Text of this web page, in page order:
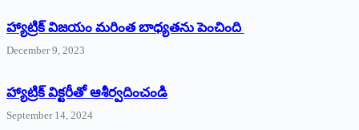
హ్యాట్రిక్ విజయం మరింత బాధ్యతను పెంచింది
December 9, 2023
హ్యాట్రిక్‌ ‌విక్టరీతో ఆశీర్వదించండి
September 14, 2024